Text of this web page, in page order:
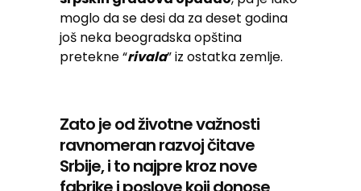
moglo da se desi da za deset godina
još neka beogradska opština
pretekne “rivala” iz ostatka zemlje.
Zato je od životne važnosti
ravnomeran razvoj čitave
Srbije, i to najpre kroz nove